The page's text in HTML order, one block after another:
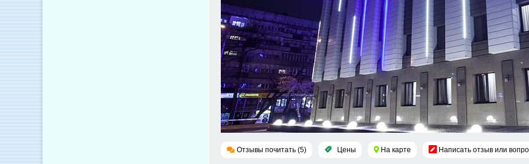
Отзывы почитать (5) Цены На карте Написать отзыв или